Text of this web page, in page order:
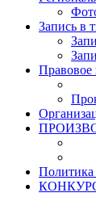
Запись в
Правовое
Политика